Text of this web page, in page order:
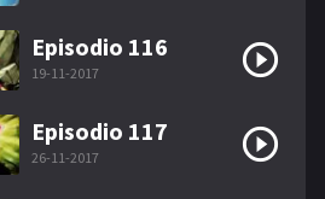
Episodio 116
19-11-2017
Episodio 117
26-11-2017